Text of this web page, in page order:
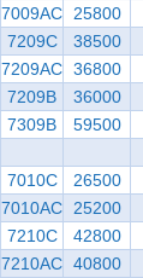
7009AC 25800
7209C 38500
7209AC 36800
7209B 36000
7309B 59500
7010C 26500
7010AC 25200
7210C 42800
7210AC 40800